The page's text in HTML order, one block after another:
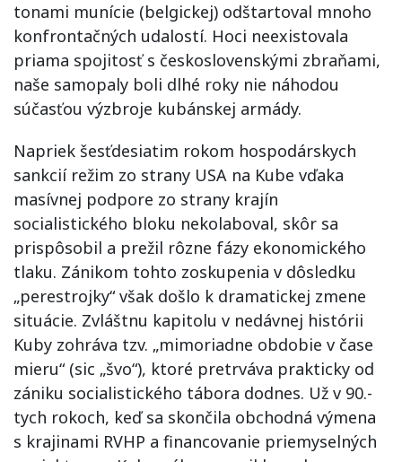
tonami munície (belgickej) odštartoval mnoho
konfrontačných udalostí. Hoci neexistovala
priama spojitosť s československými zbraňami,
naše samopaly boli dlhé roky nie náhodou
súčasťou výzbroje kubánskej armády.
Napriek šesťdesiatim rokom hospodárskych
sankcií režim zo strany USA na Kube vďaka
masívnej podpore zo strany krajín
socialistického bloku nekolaboval, skôr sa
prispôsobil a prežil rôzne fázy ekonomického
tlaku. Zánikom tohto zoskupenia v dôsledku
„perestrojky“ však došlo k dramatickej zmene
situácie. Zvláštnu kapitolu v nedávnej histórii
Kuby zohráva tzv. „mimoriadne obdobie v čase
mieru“ (sic „švo“), ktoré pretrváva prakticky od
zániku socialistického tábora dodnes. Už v 90.-
tych rokoch, keď sa skončila obchodná výmena
s krajinami RVHP a financovanie priemyselných